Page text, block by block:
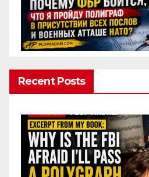
Recent Posts